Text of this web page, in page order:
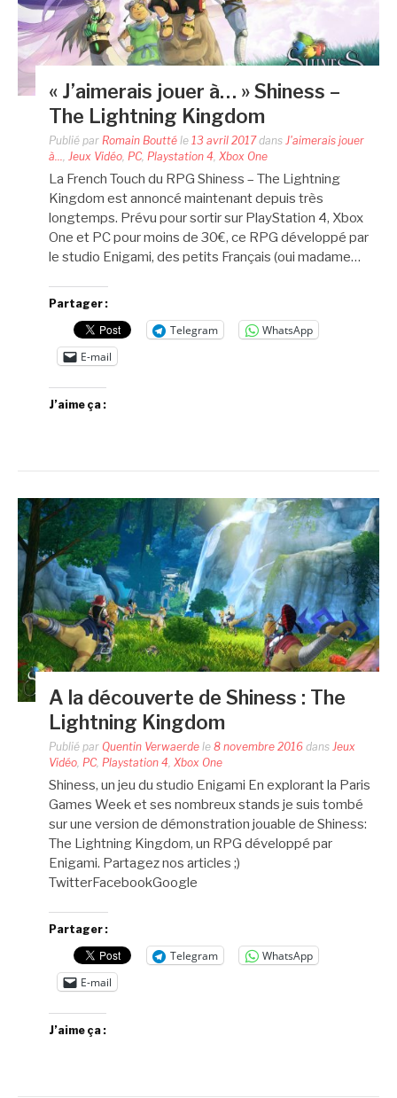
« J’aimerais jouer à… » Shiness –
The Lightning Kingdom
Publié par Romain Boutté le 13 avril 2017dans J'aimerais jouer
à...
Jeux Vidéo PC, Playstation 4 Xbox One
La French Touch du RPG Shiness – The Lightning
Kingdom est annoncé maintenant depuis très
longtemps. Prévu pour sortir sur PlayStation 4, Xbox
One et PC pour moins de 30€, ce RPG développé par
le studio Enigami, des petits Français (oui madame…
Partager :
Telegram
WhatsApp
E-mail
J’aime ça :
A la découverte de Shiness : The
Lightning Kingdom
Publié par Quentin Verwaerde le 8 novembre 2016 dans Jeux
Vidéo PC, Playstation 4 Xbox One
Shiness, un jeu du studio Enigami En explorant la Paris
Games Week et ses nombreux stands je suis tombé
sur une version de démonstration jouable de Shiness:
The Lightning Kingdom, un RPG développé par
Enigami. Partagez nos articles ;)
TwitterFacebookGoogle
Partager :
Telegram
WhatsApp
E-mail
J’aime ça :